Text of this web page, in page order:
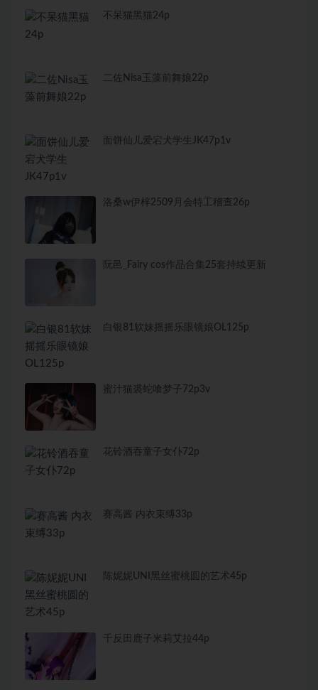
不呆猫黑猫24p
二佐Nisa玉藻前舞娘22p
面饼仙儿爱宕犬学生JK47p1v
洛桑w伊梓2509月会特工稽查26p
阮邑_Fairy cos作品合集25套持续更新
白银81软妹摇摇乐眼镜娘OL125p
蜜汁猫裘蛇喰梦子72p3v
花铃酒吞童子女仆72p
赛高酱 内衣束缚33p
陈妮妮UNI黑丝蜜桃圆的艺术45p
千反田鹿子米莉艾拉44p